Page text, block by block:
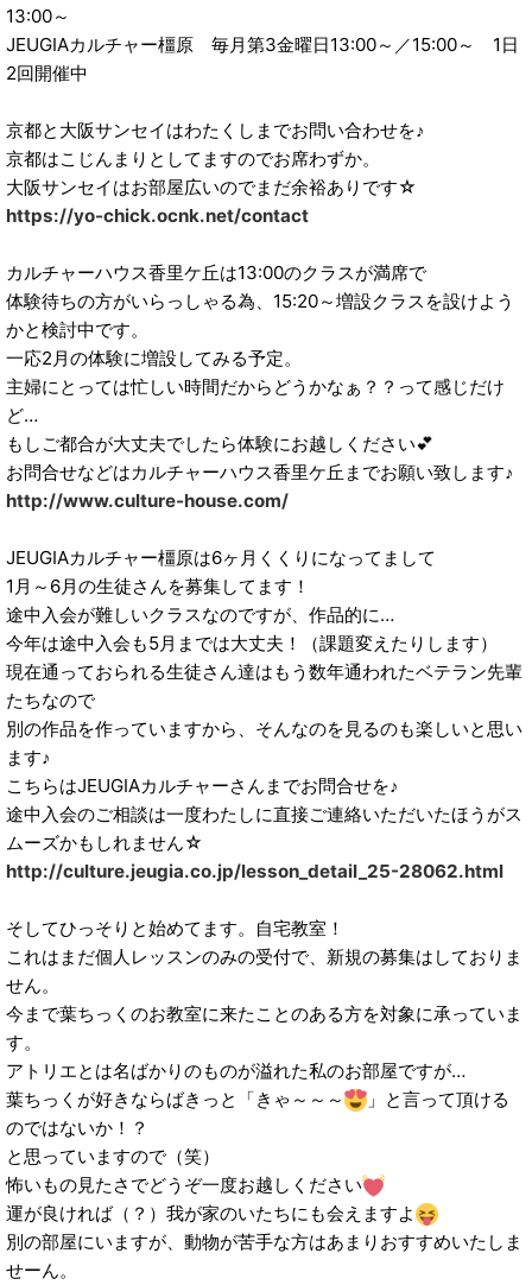
13:00～
JEUGIAカルチャー橿原 毎月第3金曜日13:00～／15:00～ 1日
2回開催中
京都と大阪サンセイはわたくしまでお問い合わせを♪
京都はこじんまりとしてますのでお席わずか。
大阪サンセイはお部屋広いのでまだ余裕ありです☆
https://yo-chick.ocnk.net/contact
カルチャーハウス香里ケ丘は13:00のクラスが満席で
体験待ちの方がいらっしゃる為、15:20～増設クラスを設けよう
かと検討中です。
一応2月の体験に増設してみる予定。
主婦にとっては忙しい時間だからどうかなぁ？？って感じだけ
ど…
もしご都合が大丈夫でしたら体験にお越しください💕
お問合せなどはカルチャーハウス香里ケ丘までお願い致します♪
http://www.culture-house.com/
JEUGIAカルチャー橿原は6ヶ月くくりになってまして
1月～6月の生徒さんを募集してます！
途中入会が難しいクラスなのですが、作品的に…
今年は途中入会も5月までは大丈夫！（課題変えたりします）
現在通っておられる生徒さん達はもう数年通われたベテラン先輩
たちなので
別の作品を作っていますから、そんなのを見るのも楽しいと思い
ます♪
こちらはJEUGIAカルチャーさんまでお問合せを♪
途中入会のご相談は一度わたしに直接ご連絡いただいたほうがス
ムーズかもしれません☆
http://culture.jeugia.co.jp/lesson_detail_25-28062.html
そしてひっそりと始めてます。自宅教室！
これはまだ個人レッスンのみの受付で、新規の募集はしておりま
せん。
今まで葉ちっくのお教室に来たことのある方を対象に承っていま
す。
アトリエとは名ばかりのものが溢れた私のお部屋ですが…
葉ちっくが好きならばきっと「きゃ～～～
」と言って頂ける
のではないか！？
と思っていますので（笑）
怖いもの見たさでどうぞ一度お越しください
運が良ければ（？）我が家のいたちにも会えますよ
別の部屋にいますが、動物が苦手な方はあまりおすすめいたしま
せーん。